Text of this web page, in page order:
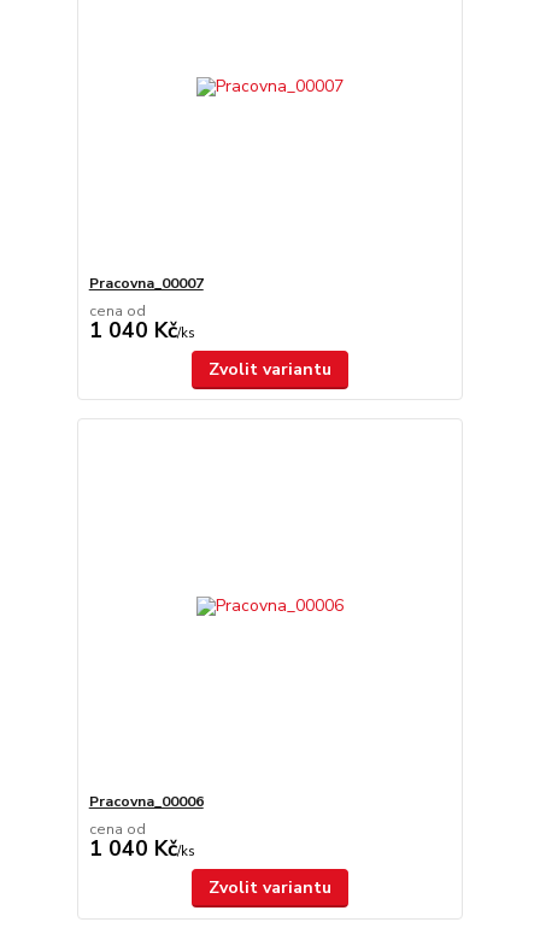
Pracovna_00007
cena od
1 040 Kč/ks
Zvolit variantu
Pracovna_00006
cena od
1 040 Kč/ks
Zvolit variantu